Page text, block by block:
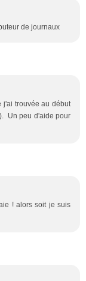
de journaux
j'ai trouvée au début
Un peu d'aide pour
! alors soit je suis